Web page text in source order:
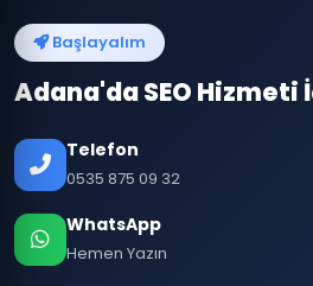
Başlayalım
Adana'da SEO Hizmeti
Telefon
0535 875 09 32
WhatsApp
Hemen Yazın